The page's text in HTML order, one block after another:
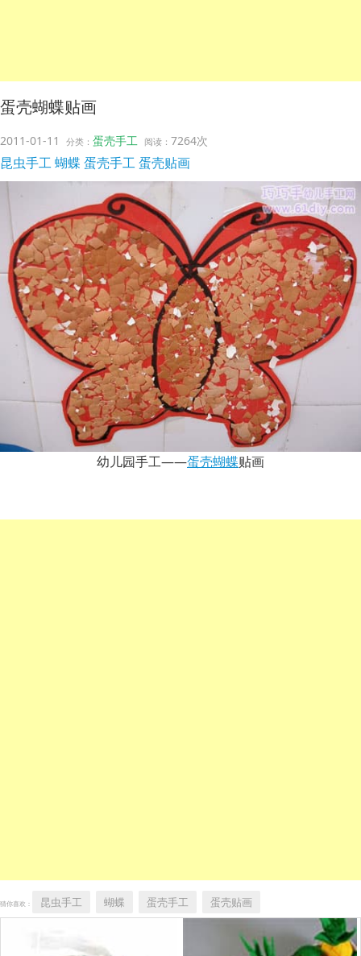
蛋壳蝴蝶贴画
2011-01-11 分类： 蛋壳手工 阅读： 7264次
昆虫手工蝴蝶 蛋壳手工蛋壳贴画
幼儿园手工——蛋壳蝴蝶贴画
猜你喜欢： 昆虫手工 蝴蝶 蛋壳手工 蛋壳贴画